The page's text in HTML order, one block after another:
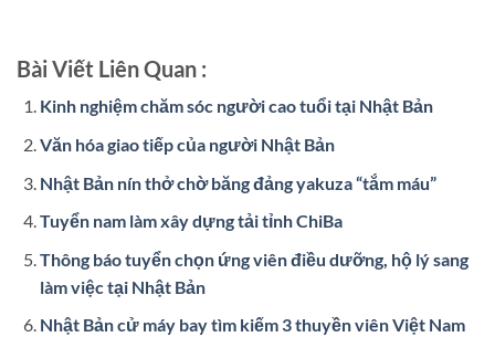
Bài Viết Liên Quan :
Kinh nghiệm chăm sóc người cao tuổi tại Nhật Bản
Văn hóa giao tiếp của người Nhật Bản
Nhật Bản nín thở chờ băng đảng yakuza “tắm máu”
Tuyển nam làm xây dựng tải tỉnh ChiBa
Thông báo tuyển chọn ứng viên điều dưỡng, hộ lý sang
làm việc tại Nhật Bản
Nhật Bản cử máy bay tìm kiếm 3 thuyền viên Việt Nam